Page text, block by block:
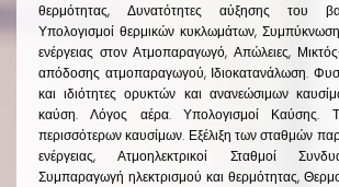
θερμότητας, Δυνατότητες αύξησης του
Υπολογισμοί θερμικών κυκλωμάτων,
ενέργειας στον Ατμοπαραγωγό, Απώλειες,
απόδοσης ατμοπαραγωγού, Ιδιοκατανάλωση.
και ιδιότητες ορυκτών και ανανεώσιμων
καύση. Λόγος αέρα. Υπολογισμοί Καύσης.
περισσότερων καυσίμων. Εξέλιξη των σταθμών
ενέργειας, Ατμοηλεκτρικοί Σταθμοί
Συμπαραγωγή ηλεκτρισμού και θερμότητας,